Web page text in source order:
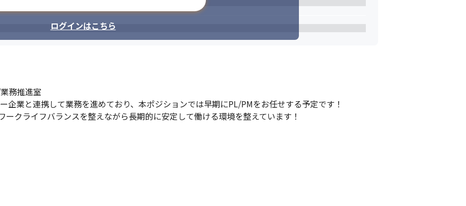
ログインはこちら
務推進室
企業と連携して業務を進めており、本ポジションでは早期にPL/PMをお任せする予定です！
ークライフバランスを整えながら長期的に安定して働ける環境を整えています！